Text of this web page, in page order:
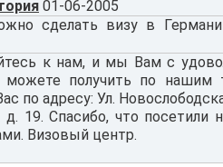
01-06-2005
сделать визу в
к нам, и мы Вам с
получить по нашим
по адресу: Ул.
д. 19. Спасибо, что посетили
Визовый центр.